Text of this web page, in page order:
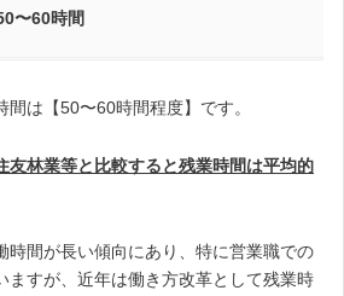
〜60時間
は【50〜60時間程度】です。
友林業等と比較すると残業時間は平均的
時間が長い傾向にあり、特に営業職での
ますが、近年は働き方改革として残業時